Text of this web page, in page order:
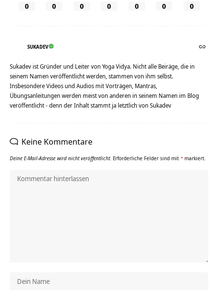
0 0 0 0 0 0 0
SUKADEV
Sukadev ist Gründer und Leiter von Yoga Vidya. Nicht alle Beiräge, die in
seinem Namen veröffentlicht werden, stammen von ihm selbst.
Insbesondere Videos und Audios mit Vorträgen, Mantras,
Übungsanleitungen werden meist von anderen in seinem Namen im Blog
veröffentlicht - denn der Inhalt stammt ja letztlich von Sukadev
Keine Kommentare
Deine E-Mail-Adresse wird nicht veröffentlicht. Erforderliche Felder sind mit * markiert.